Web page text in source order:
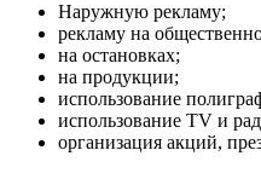
Наружную рекламу;
рекламу на
на остановках;
на продукции;
использование
использование TV и
организация акций,